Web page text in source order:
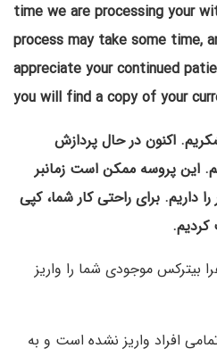
time we are processing your
process may take some time,
appreciate your continued
you will find a copy of your
اکنون در حال پردازش
این پروسه ممکن است زمانبر
داریم. برای راحتی کار شما، کپی
کردیم.
بیترکس موجودی شما را واریز
افراد واریز نشده است و به